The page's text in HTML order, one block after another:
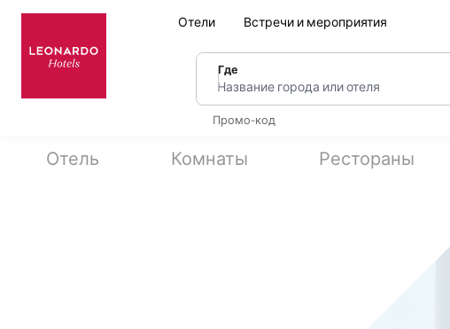
Отели Встречи и мероприятия
Где
Название города или отеля
Промо-код
Отель Комнаты Рестораны